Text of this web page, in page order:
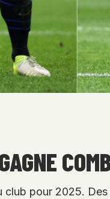
pour 2025.